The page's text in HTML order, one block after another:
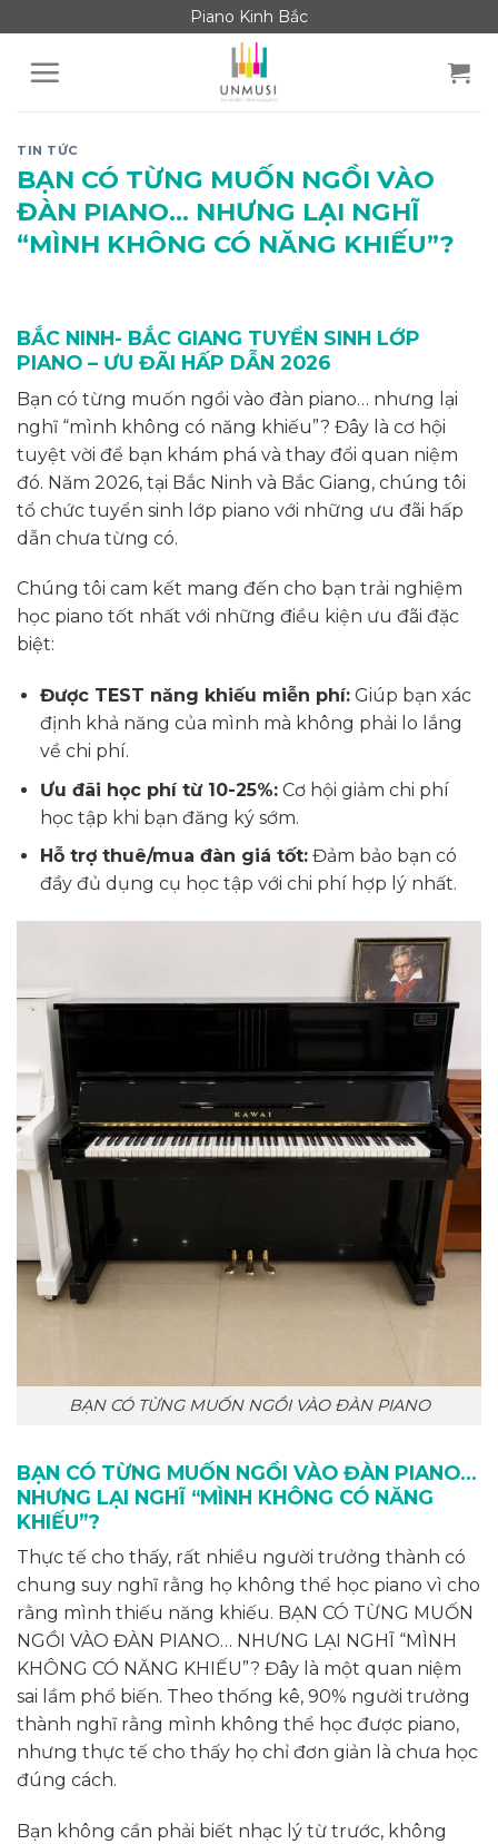
to
content
Piano Kinh Bắc
TIN TỨC
BẠN CÓ TỪNG MUỐN NGỒI VÀO
ĐÀN PIANO… NHƯNG LẠI NGHĨ
“MÌNH KHÔNG CÓ NĂNG KHIẾU”?
BẮC NINH- BẮC GIANG TUYỂN SINH LỚP
PIANO – ƯU ĐÃI HẤP DẪN 2026
Bạn có từng muốn ngồi vào đàn piano… nhưng lại
nghĩ “mình không có năng khiếu”? Đây là cơ hội
tuyệt vời để bạn khám phá và thay đổi quan niệm
đó. Năm 2026, tại Bắc Ninh và Bắc Giang, chúng tôi
tổ chức tuyển sinh lớp piano với những ưu đãi hấp
dẫn chưa từng có.
Chúng tôi cam kết mang đến cho bạn trải nghiệm
học piano tốt nhất với những điều kiện ưu đãi đặc
biệt:
Được TEST năng khiếu miễn phí:Giúp bạn xác
định khả năng của mình mà không phải lo lắng
về chi phí.
Ưu đãi học phí từ 10-25%:Cơ hội giảm chi phí
học tập khi bạn đăng ký sớm.
Hỗ trợ thuê/mua đàn giá tốt:Đảm bảo bạn có
đầy đủ dụng cụ học tập với chi phí hợp lý nhất.
BẠN CÓ TỪNG MUỐN NGỒI VÀO ĐÀN PIANO
BẠN CÓ TỪNG MUỐN NGỒI VÀO ĐÀN PIANO…
NHƯNG LẠI NGHĨ “MÌNH KHÔNG CÓ NĂNG
KHIẾU”?
Thực tế cho thấy, rất nhiều người trưởng thành có
chung suy nghĩ rằng họ không thể học piano vì cho
rằng mình thiếu năng khiếu. BẠN CÓ TỪNG MUỐN
NGỒI VÀO ĐÀN PIANO… NHƯNG LẠI NGHĨ “MÌNH
KHÔNG CÓ NĂNG KHIẾU”? Đây là một quan niệm
sai lầm phổ biến. Theo thống kê, 90% người trưởng
thành nghĩ rằng mình không thể học được piano,
nhưng thực tế cho thấy họ chỉ đơn giản là chưa học
đúng cách.
Bạn không cần phải biết nhạc lý từ trước, không